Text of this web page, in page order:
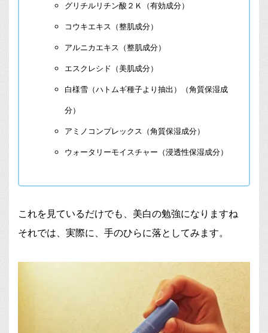
グリチルリチン酸２Ｋ（有効成分）
コウキエキス（整肌成分）
アルニカエキス（整肌成分）
エスクレシド（美肌成分）
白様雪（ハトムギ種子より抽出）（角質保湿成
分）
アミノコンプレックス（角質保湿成分）
ウォータリーモイスチャー（浸透性保湿成分）
これを見ているだけでも、美白の勉強になりますね
それでは、実際に、手のひらに落としてみます。